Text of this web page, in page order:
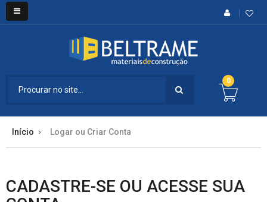
0
Início Logar ou Criar Conta
CADASTRE-SE OU ACESSE SUA